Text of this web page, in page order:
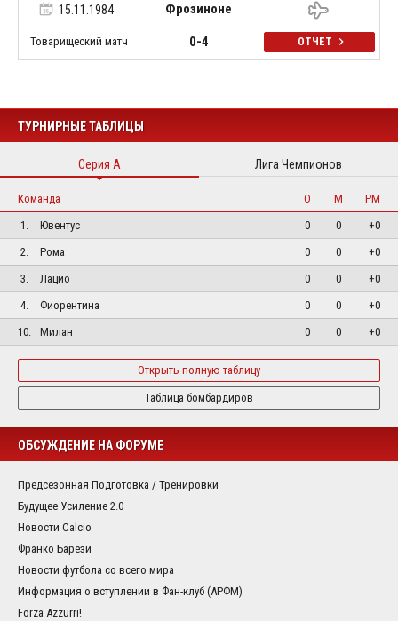
15.11.1984 Фрозиноне
Товарищеский матч 0-4 ОТЧЕТ
ТУРНИРНЫЕ ТАБЛИЦЫ
Серия А Лига Чемпионов
Команда О М
РМ
1.
Ювентус 0 0
+0
2.
Рома 0 0
+0
3.
Лацио 0 0
+0
4.
Фиорентина 0 0
+0
10.
Милан 0 0 +0
Открыть полную таблицу
Таблица бомбардиров
ОБСУЖДЕНИЕ НА ФОРУМЕ
Предсезонная Подготовка / Тренировки
Будущее Усиление 2.0
Новости Calcio
Франко Барези
Новости футбола со всего мира
Информация о вступлении в Фан-клуб (АРФМ)
Forza Azzurri!